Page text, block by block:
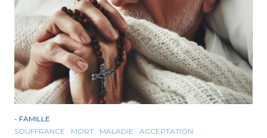
- FAMILLE
SOUFFRANCE
MORT MALADIE ACCEPTATION